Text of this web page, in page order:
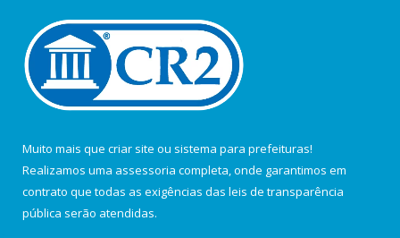
Muito mais que criar site ou sistema para prefeituras!
Realizamos uma assessoria completa, onde garantimos em
contrato que todas as exigências das leis de transparência
pública serão atendidas.